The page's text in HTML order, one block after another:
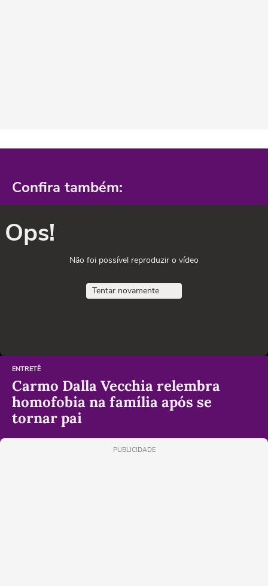
Confira também:
Ops!
Não foi possível reproduzir o vídeo
Tentar novamente
ENTRETÊ
Carmo Dalla Vecchia relembra
homofobia na família após se
tornar pai
PUBLICIDADE